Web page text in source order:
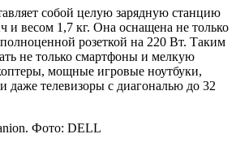
собой целую зарядную станцию
весом 1,7 кг. Она оснащена не только
розеткой на 220 Вт. Таким
не только смартфоны и мелкую
мощные игровые ноутбуки,
даже телевизоры с диагональю до 32